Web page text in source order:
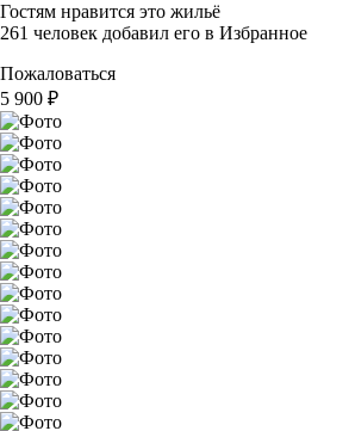
Гостям нравится это жильё
261 человек добавил его в Избранное
Пожаловаться
5 900 ₽